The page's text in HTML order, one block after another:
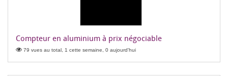
Compteur en aluminium à prix négociable
79 vues au total, 1 cette semaine, 0 aujourd'hui